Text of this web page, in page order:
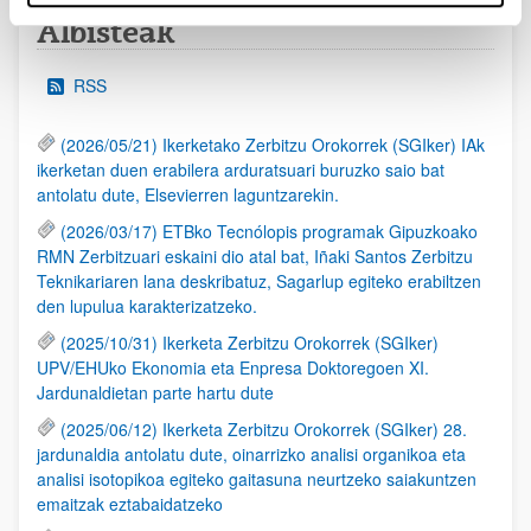
Albisteak
RSS
(2026/05/21) Ikerketako Zerbitzu Orokorrek (SGIker) IAk
ikerketan duen erabilera arduratsuari buruzko saio bat
antolatu dute, Elsevierren laguntzarekin.
(2026/03/17) ETBko Tecnólopis programak Gipuzkoako
RMN Zerbitzuari eskaini dio atal bat, Iñaki Santos Zerbitzu
Teknikariaren lana deskribatuz, Sagarlup egiteko erabiltzen
den lupulua karakterizatzeko.
(2025/10/31) Ikerketa Zerbitzu Orokorrek (SGIker)
UPV/EHUko Ekonomia eta Enpresa Doktoregoen XI.
Jardunaldietan parte hartu dute
(2025/06/12) Ikerketa Zerbitzu Orokorrek (SGIker) 28.
jardunaldia antolatu dute, oinarrizko analisi organikoa eta
analisi isotopikoa egiteko gaitasuna neurtzeko saiakuntzen
emaitzak eztabaidatzeko